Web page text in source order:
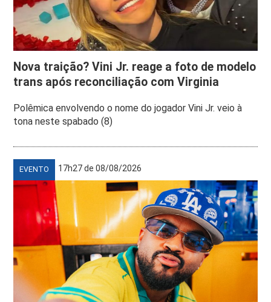
Nova traição? Vini Jr. reage a foto de modelo
trans após reconciliação com Virginia
Polêmica envolvendo o nome do jogador Vini Jr. veio à
tona neste spabado (8)
EVENTO 17h27 de 08/08/2026